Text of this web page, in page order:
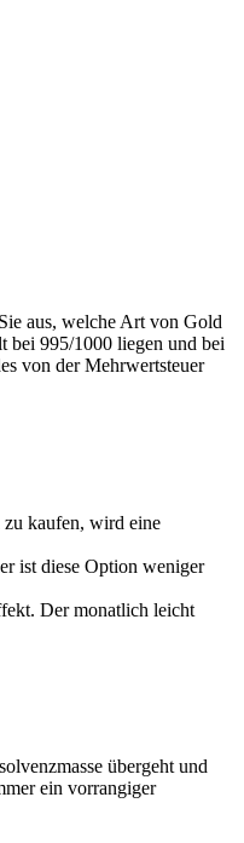
aus, welche Art von Gold
bei 995/1000 liegen und bei
von der Mehrwertsteuer
zu kaufen, wird eine
ist diese Option weniger
Der monatlich leicht
übergeht und
ein vorrangiger